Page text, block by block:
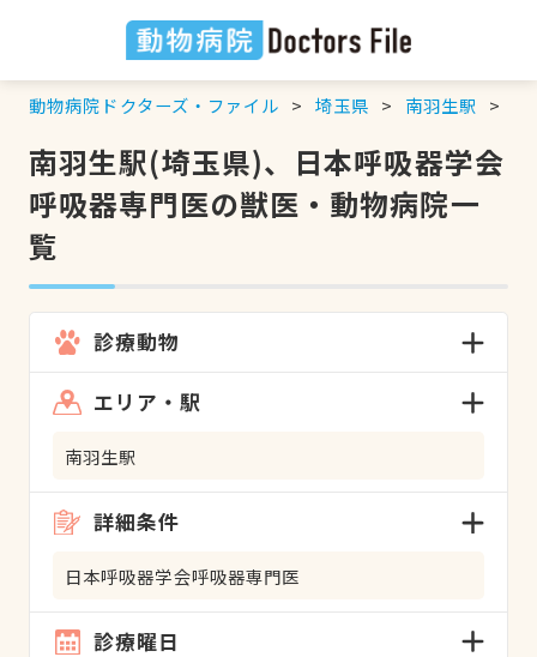
動物病院ドクターズ・ファイル 埼玉県 南羽生駅
南羽生駅(埼玉県)、日本呼吸器学会
呼吸器専門医の獣医・動物病院一
覧
診療動物
エリア・駅
南羽生駅
詳細条件
日本呼吸器学会呼吸器専門医
診療曜日